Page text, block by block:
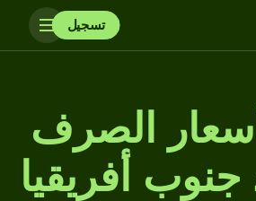
تسجيل
الصرف
أفريقيا